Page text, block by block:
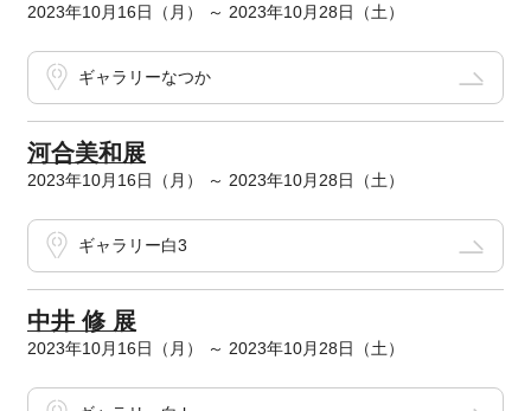
2023年10月16日（月） ～ 2023年10月28日（土）
ギャラリーなつか
河合美和展
2023年10月16日（月） ～ 2023年10月28日（土）
ギャラリー白3
中井 修 展
2023年10月16日（月） ～ 2023年10月28日（土）